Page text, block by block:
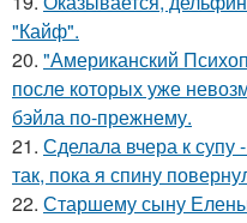
"Кайф".
20. "Американский
после которых уже
бэйла по-прежнему.
21. Сделала вчера к супу
так, пока я спину
22. Старшему сыну